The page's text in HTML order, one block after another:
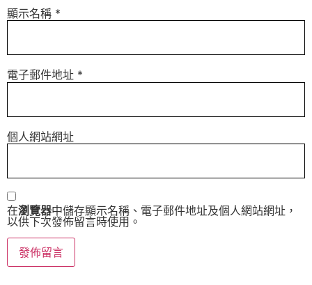
顯示名稱 *
電子郵件地址 *
個人網站網址
在瀏覽器中儲存顯示名稱、電子郵件地址及個人網站網址，
以供下次發佈留言時使用。